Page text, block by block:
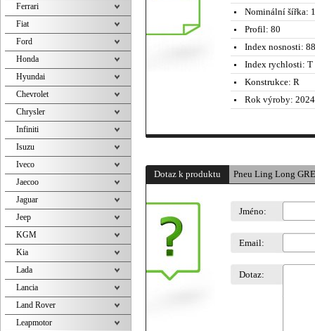
Nominální šířka:
Profil: 80
Index nosnosti:
Index rychlosti: T
Konstrukce: R
Rok výroby:
Dotaz k produktu Pneu Ling Long
Jméno:
Email:
Dotaz:
Ferrari
Fiat
Ford
Honda
Hyundai
Chevrolet
Chrysler
Infiniti
Isuzu
Iveco
Jaecoo
Jaguar
Jeep
KGM
Kia
Lada
Lancia
Land Rover
Leapmotor